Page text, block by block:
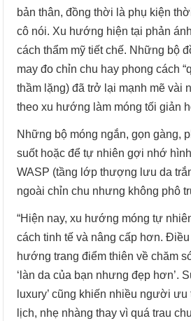
bản thân, đồng thời là phụ kiện
cô nói. Xu hướng hiện tại phản
cách thẩm mỹ tiết chế. Những bộ
may đo chỉn chu hay phong cách
thầm lặng) đã trở lại mạnh mẽ vài
theo xu hướng làm móng tối giản
Những bộ móng ngắn, gọn gàng,
suốt hoặc để tự nhiên gợi nhớ
WASP (tầng lớp thượng lưu da
ngoài chỉn chu nhưng không phô
“Hiện nay, xu hướng móng tự
cách tinh tế và nâng cấp hơn.
hướng trang điểm thiên về chăm
‘làn da của bạn nhưng đẹp hơn’.
luxury’ cũng khiến nhiều người
lịch, nhẹ nhàng thay vì quá trau